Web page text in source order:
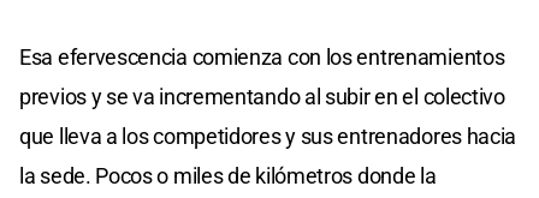
Esa efervescencia comienza con los entrenamientos
previos y se va incrementando al subir en el colectivo
que lleva a los competidores y sus entrenadores hacia
la sede. Pocos o miles de kilómetros donde la